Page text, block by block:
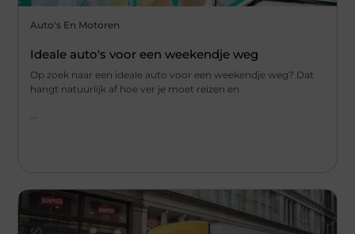
Auto's En Motoren
Ideale auto's voor een weekendje weg
Op zoek naar een ideale auto voor een weekendje weg? Dat
hangt natuurlijk af hoe ver je moet reizen en